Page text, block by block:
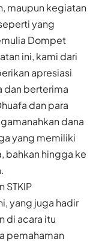
maupun kegiatan
yang
Dompet
ini, kami dari
apresiasi
berterima
dan para
dana
yang memiliki
bahkan hingga ke
STKIP
yang juga hadir
di acara itu
pemahaman